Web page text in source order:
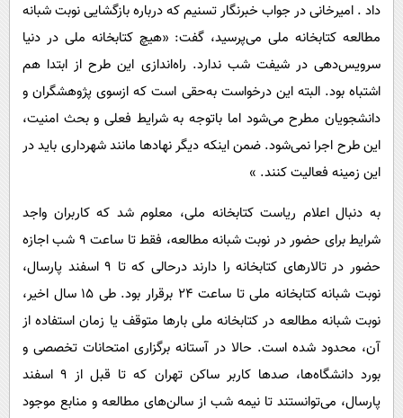
بین الملل
اجتماعی
حیات وحش
سیاست خارجی
داد . امیرخانی در جواب خبرنگار تسنیم که درباره بازگشایی نوبت شبانه
مطالعه کتابخانه ملی می‌پرسید، گفت: «هیچ کتابخانه‌ ملی در دنیا
سرویس‌دهی در شیفت شب ندارد. راه‌اندازی این طرح از ابتدا هم
اشتباه بود. البته این درخواست به‌حقی است که ازسوی پژوهشگران و
دانشجویان مطرح می‌شود اما باتوجه به شرایط فعلی و بحث امنیت،
این طرح اجرا نمی‌شود. ضمن اینکه دیگر نهادها مانند شهرداری باید در
این زمینه فعالیت کنند. »
به دنبال اعلام ریاست کتابخانه ملی، معلوم شد که کاربران واجد
شرایط برای حضور در نوبت شبانه مطالعه، فقط تا ساعت 9 شب اجازه
حضور در تالارهای کتابخانه را دارند درحالی که تا 9 اسفند پارسال،
نوبت شبانه کتابخانه ملی تا ساعت 24 برقرار بود. طی 15 سال اخیر،
نوبت شبانه مطالعه در کتابخانه ملی بارها متوقف یا زمان استفاده از
آن، محدود شده است. حالا در آستانه برگزاری امتحانات تخصصی و
بورد دانشگاه‌ها، صدها کاربر ساکن تهران که تا قبل از 9 اسفند
پارسال، می‌توانستند تا نیمه شب از سالن‌های مطالعه و منابع موجود